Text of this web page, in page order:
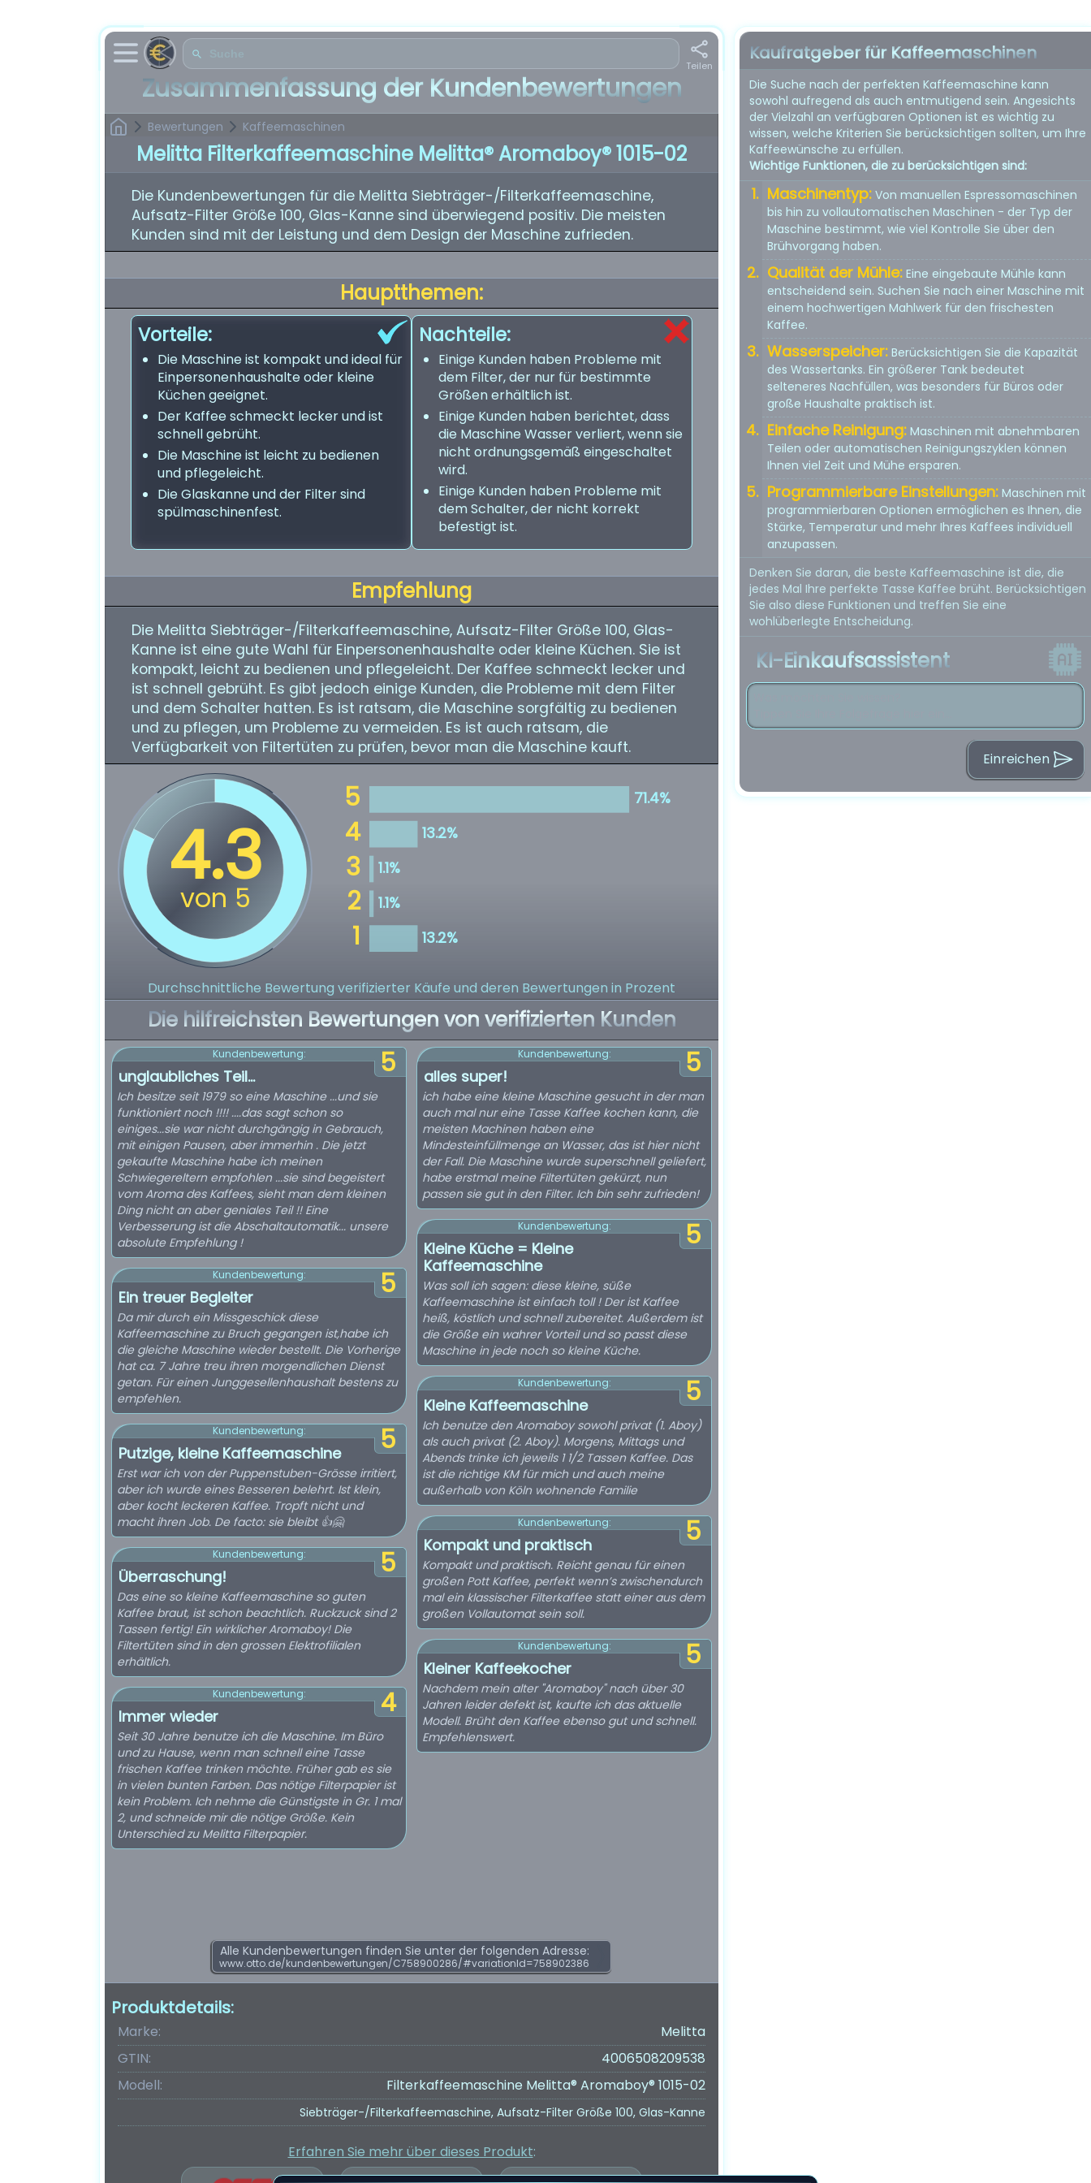
Teilen
Zusammenfassung der Kundenbewertungen
Bewertungen Kaffeemaschinen
Melitta Filterkaffeemaschine Melitta® Aromaboy® 1015-02
Die Kundenbewertungen für die Melitta Siebträger-/Filterkaffeemaschine,
Aufsatz-Filter Größe 100, Glas-Kanne sind überwiegend positiv. Die meisten
Kunden sind mit der Leistung und dem Design der Maschine zufrieden.
Hauptthemen:
Vorteile:
Die Maschine ist kompakt und ideal für
Einpersonenhaushalte oder kleine
Küchen geeignet.
Der Kaffee schmeckt lecker und ist
schnell gebrüht.
Die Maschine ist leicht zu bedienen
und pflegeleicht.
Die Glaskanne und der Filter sind
spülmaschinenfest.
Nachteile:
Einige Kunden haben Probleme mit
dem Filter, der nur für bestimmte
Größen erhältlich ist.
Einige Kunden haben berichtet, dass
die Maschine Wasser verliert, wenn sie
nicht ordnungsgemäß eingeschaltet
wird.
Einige Kunden haben Probleme mit
dem Schalter, der nicht korrekt
befestigt ist.
Empfehlung
Die Melitta Siebträger-/Filterkaffeemaschine, Aufsatz-Filter Größe 100, Glas-
Kanne ist eine gute Wahl für Einpersonenhaushalte oder kleine Küchen. Sie ist
kompakt, leicht zu bedienen und pflegeleicht. Der Kaffee schmeckt lecker und
ist schnell gebrüht. Es gibt jedoch einige Kunden, die Probleme mit dem Filter
und dem Schalter hatten. Es ist ratsam, die Maschine sorgfältig zu bedienen
und zu pflegen, um Probleme zu vermeiden. Es ist auch ratsam, die
Verfügbarkeit von Filtertüten zu prüfen, bevor man die Maschine kauft.
Durchschnittliche Bewertung verifizierter Käufe und deren Bewertungen in Prozent
Die hilfreichsten Bewertungen von verifizierten Kunden
5
Kundenbewertung:
unglaubliches Teil...
Ich besitze seit 1979 so eine Maschine ...und sie
funktioniert noch !!!! ....das sagt schon so
einiges...sie war nicht durchgängig in Gebrauch,
mit einigen Pausen, aber immerhin . Die jetzt
gekaufte Maschine habe ich meinen
Schwiegereltern empfohlen ...sie sind begeistert
vom Aroma des Kaffees, sieht man dem kleinen
Ding nicht an aber geniales Teil !! Eine
Verbesserung ist die Abschaltautomatik... unsere
absolute Empfehlung !
5
Kundenbewertung:
Ein treuer Begleiter
Da mir durch ein Missgeschick diese
Kaffeemaschine zu Bruch gegangen ist,habe ich
die gleiche Maschine wieder bestellt. Die Vorherige
hat ca. 7 Jahre treu ihren morgendlichen Dienst
getan. Für einen Junggesellenhaushalt bestens zu
empfehlen.
5
Kundenbewertung:
Putzige, kleine Kaffeemaschine
Erst war ich von der Puppenstuben-Grösse irritiert,
aber ich wurde eines Besseren belehrt. Ist klein,
aber kocht leckeren Kaffee. Tropft nicht und
macht ihren Job. De facto: sie bleibt 👍🤗
5
Kundenbewertung:
Überraschung!
Das eine so kleine Kaffeemaschine so guten
Kaffee braut, ist schon beachtlich. Ruckzuck sind 2
Tassen fertig! Ein wirklicher Aromaboy! Die
Filtertüten sind in den grossen Elektrofilialen
erhältlich.
4
Kundenbewertung:
Immer wieder
Seit 30 Jahre benutze ich die Maschine. Im Büro
und zu Hause, wenn man schnell eine Tasse
frischen Kaffee trinken möchte. Früher gab es sie
in vielen bunten Farben. Das nötige Filterpapier ist
kein Problem. Ich nehme die Günstigste in Gr. 1 mal
2, und schneide mir die nötige Größe. Kein
Unterschied zu Melitta Filterpapier.
5
Kundenbewertung:
alles super!
ich habe eine kleine Maschine gesucht in der man
auch mal nur eine Tasse Kaffee kochen kann, die
meisten Machinen haben eine
Mindesteinfüllmenge an Wasser, das ist hier nicht
der Fall. Die Maschine wurde superschnell geliefert,
habe erstmal meine Filtertüten gekürzt, nun
passen sie gut in den Filter. Ich bin sehr zufrieden!
5
Kundenbewertung:
Kleine Küche = Kleine
Kaffeemaschine
Was soll ich sagen: diese kleine, süße
Kaffeemaschine ist einfach toll ! Der ist Kaffee
heiß, köstlich und schnell zubereitet. Außerdem ist
die Größe ein wahrer Vorteil und so passt diese
Maschine in jede noch so kleine Küche.
5
Kundenbewertung:
Kleine Kaffeemaschine
Ich benutze den Aromaboy sowohl privat (1. Aboy)
als auch privat (2. Aboy). Morgens, Mittags und
Abends trinke ich jeweils 1 1/2 Tassen Kaffee. Das
ist die richtige KM für mich und auch meine
außerhalb von Köln wohnende Familie
5
Kundenbewertung:
Kompakt und praktisch
Kompakt und praktisch. Reicht genau für einen
großen Pott Kaffee, perfekt wenn’s zwischendurch
mal ein klassischer Filterkaffee statt einer aus dem
großen Vollautomat sein soll.
5
Kundenbewertung:
Kleiner Kaffeekocher
Nachdem mein alter "Aromaboy" nach über 30
Jahren leider defekt ist, kaufte ich das aktuelle
Modell. Brüht den Kaffee ebenso gut und schnell.
Empfehlenswert.
Alle Kundenbewertungen finden Sie unter der folgenden Adresse:
www.otto.de/kundenbewertungen/C758900286/#variationId=758902386
Produktdetails:
Marke:
Melitta
GTIN:
4006508209538
Modell:
Filterkaffeemaschine Melitta® Aromaboy® 1015-02
Siebträger-/Filterkaffeemaschine, Aufsatz-Filter Größe 100, Glas-Kanne
Erfahren Sie mehr über dieses Produkt:
Kaufratgeber für Kaffeemaschinen
Die Suche nach der perfekten Kaffeemaschine kann
sowohl aufregend als auch entmutigend sein. Angesichts
der Vielzahl an verfügbaren Optionen ist es wichtig zu
wissen, welche Kriterien Sie berücksichtigen sollten, um Ihre
Kaffeewünsche zu erfüllen.
Wichtige Funktionen, die zu berücksichtigen sind:
Maschinentyp: Von manuellen Espressomaschinen
bis hin zu vollautomatischen Maschinen - der Typ der
Maschine bestimmt, wie viel Kontrolle Sie über den
Brühvorgang haben.
Qualität der Mühle: Eine eingebaute Mühle kann
entscheidend sein. Suchen Sie nach einer Maschine mit
einem hochwertigen Mahlwerk für den frischesten
Kaffee.
Wasserspeicher: Berücksichtigen Sie die Kapazität
des Wassertanks. Ein größerer Tank bedeutet
selteneres Nachfüllen, was besonders für Büros oder
große Haushalte praktisch ist.
Einfache Reinigung: Maschinen mit abnehmbaren
Teilen oder automatischen Reinigungszyklen können
Ihnen viel Zeit und Mühe ersparen.
Programmierbare Einstellungen: Maschinen mit
programmierbaren Optionen ermöglichen es Ihnen, die
Stärke, Temperatur und mehr Ihres Kaffees individuell
anzupassen.
Denken Sie daran, die beste Kaffeemaschine ist die, die
jedes Mal Ihre perfekte Tasse Kaffee brüht. Berücksichtigen
Sie also diese Funktionen und treffen Sie eine
wohlüberlegte Entscheidung.
KI-Einkaufsassistent
Einreichen